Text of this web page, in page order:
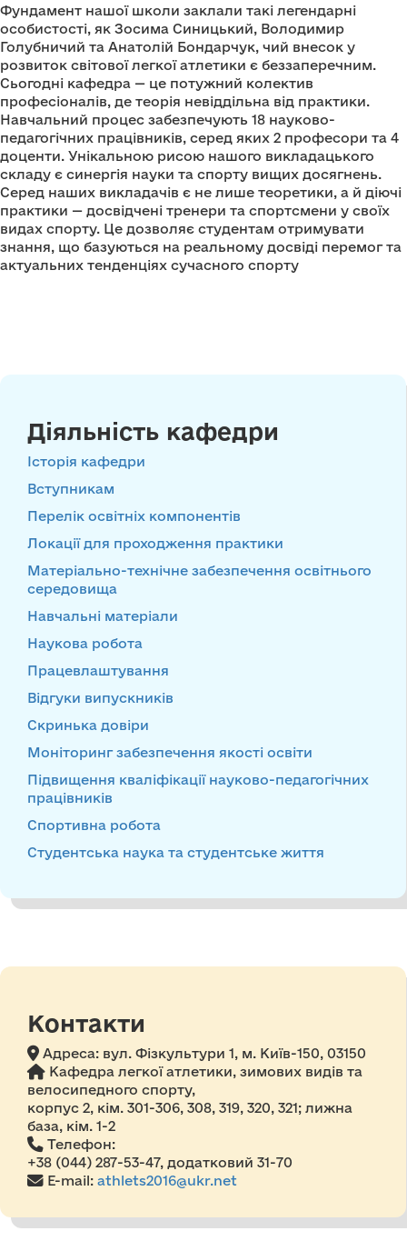
Фундамент нашої школи заклали такі легендарні
особистості, як Зосима Синицький, Володимир
Голубничий та Анатолій Бондарчук, чий внесок у
розвиток світової легкої атлетики є беззаперечним.
Сьогодні кафедра — це потужний колектив
професіоналів, де теорія невіддільна від практики.
Навчальний процес забезпечують 18 науково-
педагогічних працівників, серед яких 2 професори та 4
доценти. Унікальною рисою нашого викладацького
складу є синергія науки та спорту вищих досягнень.
Серед наших викладачів є не лише теоретики, а й діючі
практики — досвідчені тренери та спортсмени у своїх
видах спорту. Це дозволяє студентам отримувати
знання, що базуються на реальному досвіді перемог та
актуальних тенденціях сучасного спорту
Діяльність кафедри
Історія кафедри
Вступникам
Перелік освітніх компонентів
Локації для проходження практики
Матеріально-технічне забезпечення освітнього
середовища
Навчальні матеріали
Наукова робота
Працевлаштування
Відгуки випускників
Скринька довіри
Моніторинг забезпечення якості освіти
Підвищення кваліфікації науково-педагогічних
працівників
Спортивна робота
Студентська наука та студентське життя
Контакти
Адреса: вул. Фізкультури 1, м. Київ-150, 03150
Кафедра легкої атлетики, зимових видів та
велосипедного спорту,
корпус 2, кім. 301-306, 308, 319, 320, 321; лижна
база, кім. 1-2
Телефон:
+38 (044) 287-53-47, додатковий 31-70
E-mail: athlets2016@ukr.net